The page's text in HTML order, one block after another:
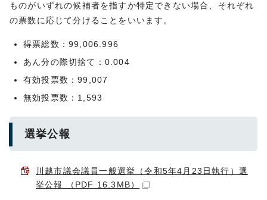
ものがいずれの候補者を指すか特定できない場合、それぞれ
の票数に応じて分けることをいいます。
得票総数：99,006.996
あん分の際切捨て：0.004
有効投票数：99,007
無効投票数：1,593
選挙公報
川越市議会議員一般選挙（令和5年4月23日執行）選
挙公報 （PDF 16.3MB）